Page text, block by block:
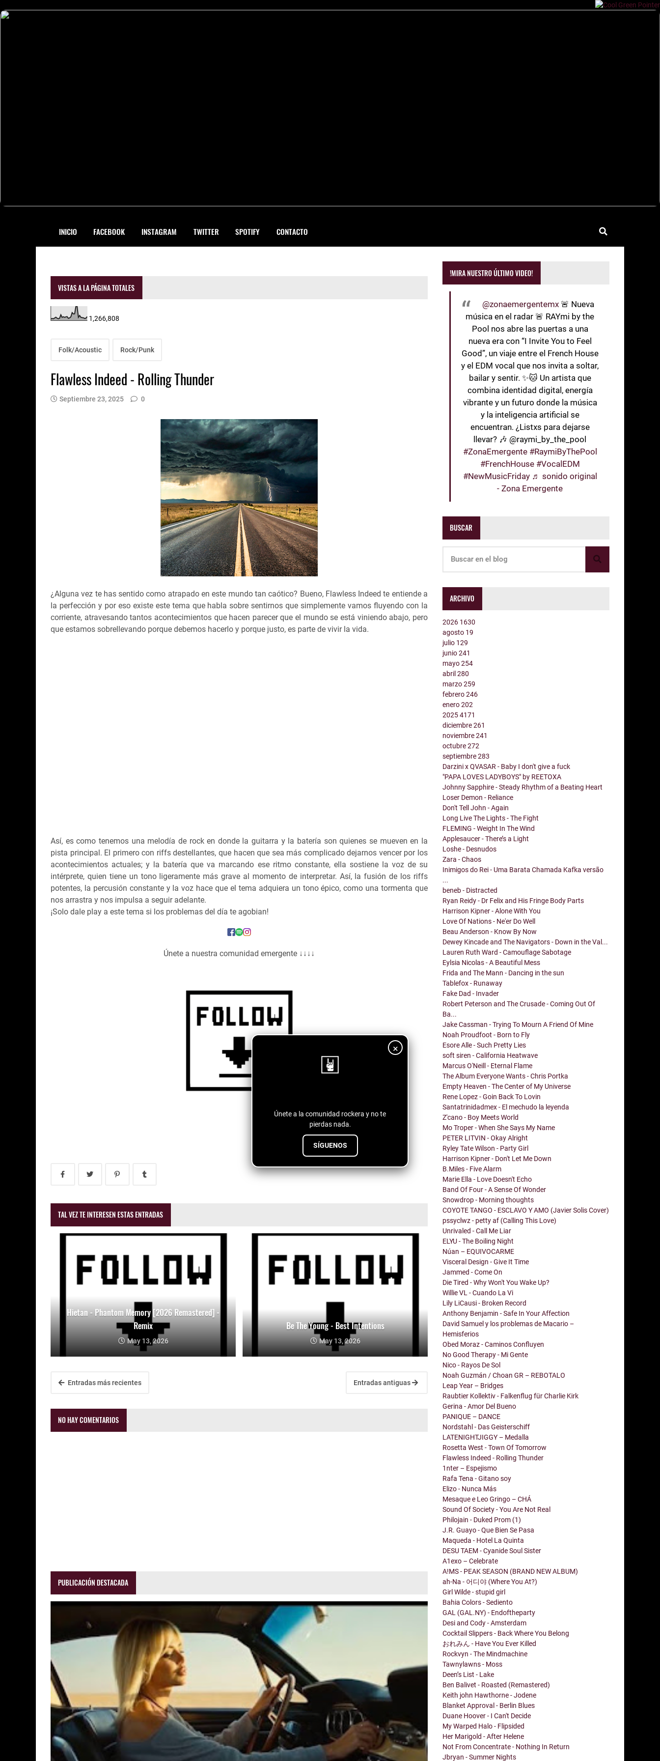
INICIO FACEBOOK INSTAGRAM TWITTER SPOTIFY CONTACTO
×
Únete a la comunidad rockera y no te
pierdas nada.
SÍGUENOS
VISTAS A LA PÁGINA TOTALES
1,266,808
Folk/Acoustic Rock/Punk
Flawless Indeed - Rolling Thunder
Septiembre 23, 2025 0
¿Alguna vez te has sentido como atrapado en este mundo tan caótico? Bueno, Flawless Indeed te entiende a
la perfección y por eso existe este tema que habla sobre sentirnos que simplemente vamos fluyendo con la
corriente, atravesando tantos acontecimientos que hacen parecer que el mundo se está viniendo abajo, pero
que estamos sobrellevando porque debemos hacerlo y porque justo, es parte de vivir la vida.
Así, es como tenemos una melodía de rock en donde la guitarra y la batería son quienes se mueven en la
pista principal. El primero con riffs destellantes, que hacen que sea más complicado dejarnos vencer por los
acontecimientos actuales; y la batería que va marcando ese ritmo constante, ella sostiene la voz de su
intérprete, quien tiene un tono ligeramente más grave al momento de interpretar. Así, la fusión de los riffs
potentes, la percusión constante y la voz hace que el tema adquiera un tono épico, como una tormenta que
nos arrastra y nos impulsa a seguir adelante.
¡Solo dale play a este tema si los problemas del día te agobian!
Únete a nuestra comunidad emergente ↓↓↓↓
TAL VEZ TE INTERESEN ESTAS ENTRADAS
Hietan - Phantom Memory [2026 Remastered] -
Remix
May 13, 2026
Be The Young - Best Intentions
May 13, 2026
Entradas más recientes Entradas antiguas
NO HAY COMENTARIOS
PUBLICACIÓN DESTACADA
!MIRA NUESTRO ÚLTIMO VIDEO!
@zonaemergentemx 🚨 Nueva
música en el radar 🚨 RAYmi by the
Pool nos abre las puertas a una
nueva era con “I Invite You to Feel
Good”, un viaje entre el French House
y el EDM vocal que nos invita a soltar,
bailar y sentir. ✨🐱 Un artista que
combina identidad digital, energía
vibrante y un futuro donde la música
y la inteligencia artificial se
encuentran. ¿Listxs para dejarse
llevar? 🎶 @raymi_by_the_pool
#ZonaEmergente #RaymiByThePool
#FrenchHouse #VocalEDM
#NewMusicFriday ♬ sonido original
- Zona Emergente
BUSCAR
ARCHIVO
2026 1630
agosto 19
julio 129
junio241
mayo254
abril280
marzo259
febrero246
enero202
20254171
diciembre261
noviembre241
octubre272
septiembre283
Darzini x QVASAR - Baby I don't give a fuck
"PAPA LOVES LADYBOYS" by REETOXA
Johnny Sapphire - Steady Rhythm of a Beating Heart
Loser Demon - Reliance
Don't Tell John - Again
Long Live The Lights - The Fight
FLEMING - Weight In The Wind
Applesaucer - There’s a Light
Loshe - Desnudos
Zara - Chaos
Inimigos do Rei - Uma Barata Chamada Kafka versão
...
beneb - Distracted
Ryan Reidy - Dr Felix and His Fringe Body Parts
Harrison Kipner - Alone With You
Love Of Nations - Ne'er Do Well
Beau Anderson - Know By Now
Dewey Kincade and The Navigators - Down in the Val...
Lauren Ruth Ward - Camouflage Sabotage
Eylsia Nicolas - A Beautiful Mess
Frida and The Mann - Dancing in the sun
Tablefox - Runaway
Fake Dad - Invader
Robert Peterson and The Crusade - Coming Out Of
Ba...
Jake Cassman - Trying To Mourn A Friend Of Mine
Noah Proudfoot - Born to Fly
Esore Alle - Such Pretty Lies
soft siren - California Heatwave
Marcus O'Neill - Eternal Flame
The Album Everyone Wants - Chris Portka
Empty Heaven - The Center of My Universe
Rene Lopez - Goin Back To Lovin
Santatrinidadmex - El mechudo la leyenda
Z'cano - Boy Meets World
Mo Troper - When She Says My Name
PETER LITVIN - Okay Alright
Ryley Tate Wilson - Party Girl
Harrison Kipner - Don't Let Me Down
B.Miles - Five Alarm
Marie Ella - Love Doesn't Echo
Band Of Four - A Sense Of Wonder
Snowdrop - Morning thoughts
COYOTE TANGO - ESCLAVO Y AMO (Javier Solis Cover)
pssyclwz - petty af (Calling This Love)
Unrivaled - Call Me Liar
ELYU - The Boiling Night
Núan – EQUIVOCARME
Visceral Design - Give It Time
Jammed - Come On
Die Tired - Why Won't You Wake Up?
Willie VL - Cuando La Vi
Lily LiCausi - Broken Record
Anthony Benjamin - Safe In Your Affection
David Samuel y los problemas de Macario –
Hemisferios
Obed Moraz - Caminos Confluyen
No Good Therapy - Mi Gente
Nico - Rayos De Sol
Noah Guzmán / Choan GR – REBOTALO
Leap Year – Bridges
Raubtier Kollektiv - Falkenflug für Charlie Kirk
Gerina - Amor Del Bueno
PANIQUE – DANCE
Nordstahl - Das Geisterschiff
LATENIGHTJIGGY – Medalla
Rosetta West - Town Of Tomorrow
Flawless Indeed - Rolling Thunder
1nter – Espejismo
Rafa Tena - Gitano soy
Elizo - Nunca Más
Mesaque e Leo Gringo – CHÁ
Sound Of Society - You Are Not Real
Philojain - Duked Prom (1)
J.R. Guayo - Que Bien Se Pasa
Maqueda - Hotel La Quinta
DESU TAEM - Cyanide Soul Sister
A1exo – Celebrate
A!MS - PEAK SEASON (BRAND NEW ALBUM)
ah-Na - 어디야 (Where You At?)
Girl Wilde - stupid girl
Bahia Colors - Sediento
GAL (GAL.NY) - Endoftheparty
Desi and Cody - Amsterdam
Cocktail Slippers - Back Where You Belong
おれみん - Have You Ever Killed
Rockvyn - The Mindmachine
Tawnylawns - Moss
Deen’s List - Lake
Ben Balivet - Roasted (Remastered)
Keith john Hawthorne - Jodene
Blanket Approval - Berlin Blues
Duane Hoover - I Can't Decide
My Warped Halo - Flipsided
Her Marigold - After Helene
Not From Concentrate - Nothing In Return
Jbryan - Summer Nights